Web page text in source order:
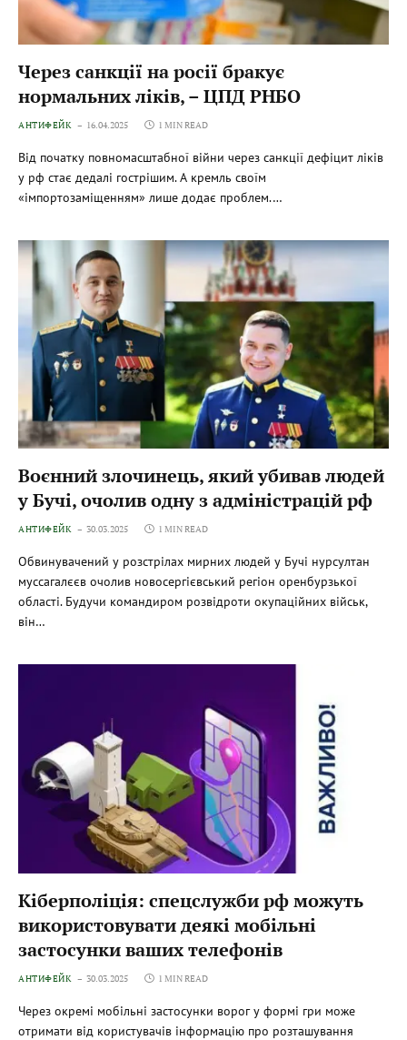
Через санкції на росії бракує
нормальних ліків, – ЦПД РНБО
АНТИФЕЙК 16.04.2025 1 MIN READ
Від початку повномасштабної війни через санкції дефіцит ліків
у рф стає дедалі гострішим. А кремль своїм
«імпортозаміщенням» лише додає проблем.…
Воєнний злочинець, який убивав людей
у Бучі, очолив одну з адміністрацій рф
АНТИФЕЙК 30.03.2025 1 MIN READ
Обвинувачений у розстрілах мирних людей у Бучі нурсултан
муссагалєєв очолив новосергієвський регіон оренбурзької
області. Будучи командиром розвідроти окупаційних військ,
він…
Кіберполіція: спецслужби рф можуть
використовувати деякі мобільні
застосунки ваших телефонів
АНТИФЕЙК 30.03.2025 1 MIN READ
Через окремі мобільні застосунки ворог у формі гри може
отримати від користувачів інформацію про розташування